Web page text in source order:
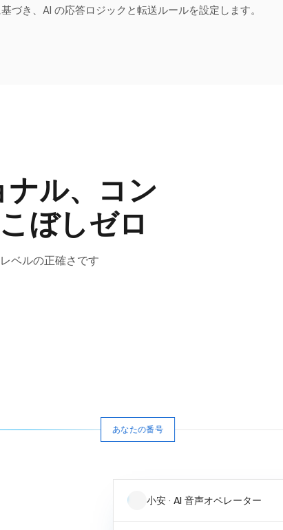
づき、AI の応答ロジックと転送ルールを設定します。
ル、コン
ぼしゼロ
ベルの正確さです
あなたの番号
小安 · AI 音声オペレーター